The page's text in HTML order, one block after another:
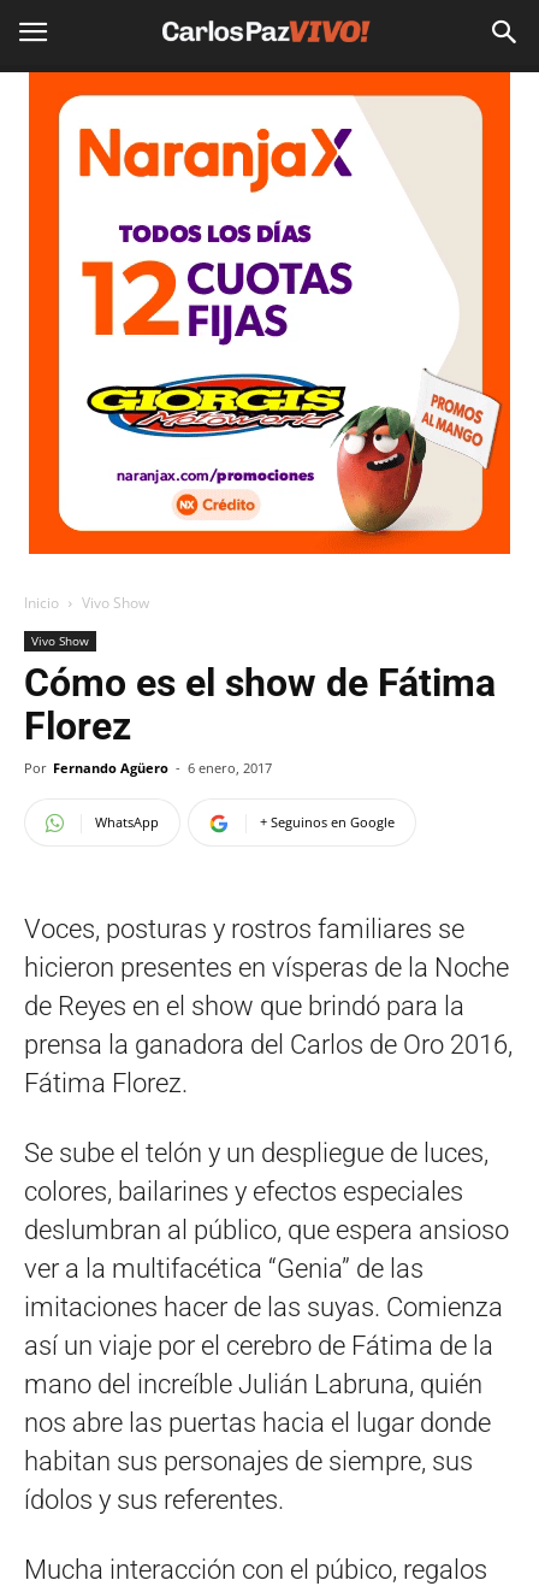
Inicio Vivo Show
Vivo Show
Cómo es el show de Fátima
Florez
Por Fernando Agüero - 6 enero, 2017
WhatsApp + Seguinos en Google
Voces, posturas y rostros familiares se
hicieron presentes en vísperas de la Noche
de Reyes en el show que brindó para la
prensa la ganadora del Carlos de Oro 2016,
Fátima Florez.
Se sube el telón y un despliegue de luces,
colores, bailarines y efectos especiales
deslumbran al público, que espera ansioso
ver a la multifacética “Genia” de las
imitaciones hacer de las suyas. Comienza
así un viaje por el cerebro de Fátima de la
mano del increíble Julián Labruna, quién
nos abre las puertas hacia el lugar donde
habitan sus personajes de siempre, sus
ídolos y sus referentes.
Mucha interacción con el púbico, regalos